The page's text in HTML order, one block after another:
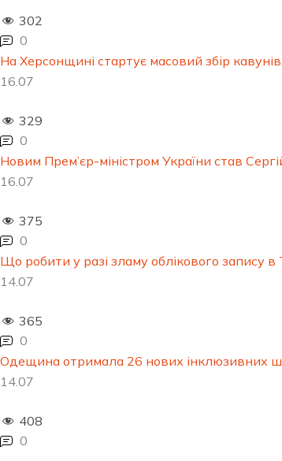
302
0
На Херсонщині стартує масовий збір кавунів
16.07
329
0
Новим Прем’єр-міністром України став
16.07
375
0
Що робити у разі зламу облікового запису в
14.07
365
0
Одещина отримала 26 нових інклюзивних
14.07
408
0